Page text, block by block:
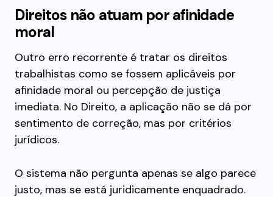
Direitos não atuam por afinidade
moral
Outro erro recorrente é tratar os direitos
trabalhistas como se fossem aplicáveis por
afinidade moral ou percepção de justiça
imediata. No Direito, a aplicação não se dá por
sentimento de correção, mas por critérios
jurídicos.
O sistema não pergunta apenas se algo parece
justo, mas se está juridicamente enquadrado.